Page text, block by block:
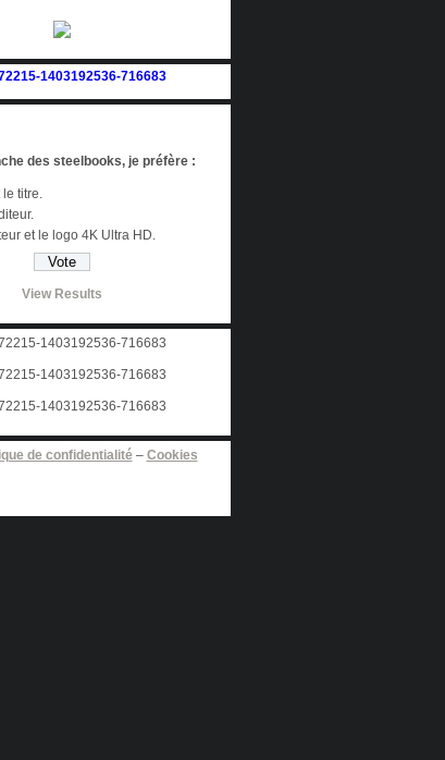
des steelbooks, je préfère :
titre.
et le logo 4K Ultra HD.
View Results
de confidentialité – Cookies